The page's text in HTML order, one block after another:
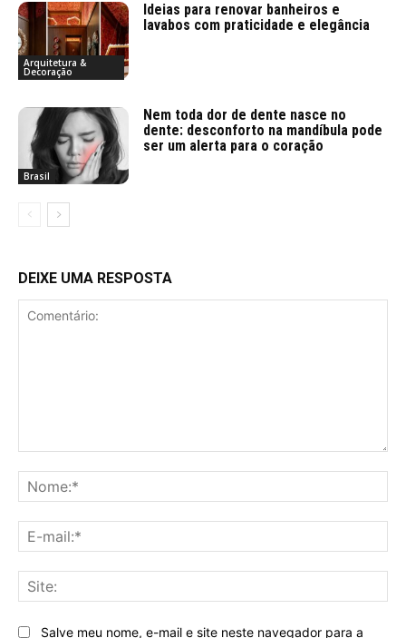
Arquitetura &
Decoração
Ideias para renovar banheiros e
lavabos com praticidade e elegância
Brasil
Nem toda dor de dente nasce no
dente: desconforto na mandíbula pode
ser um alerta para o coração
DEIXE UMA RESPOSTA
Salve meu nome, e-mail e site neste navegador para a